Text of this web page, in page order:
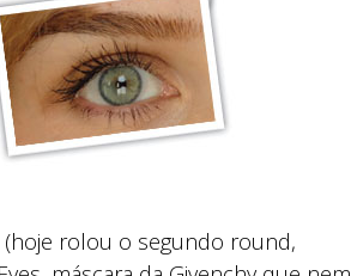
rolou o segundo round,